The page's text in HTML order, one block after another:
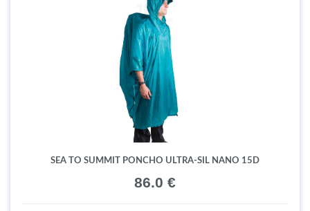
SEA TO SUMMIT PONCHO ULTRA-SIL NANO 15D
86.0 €